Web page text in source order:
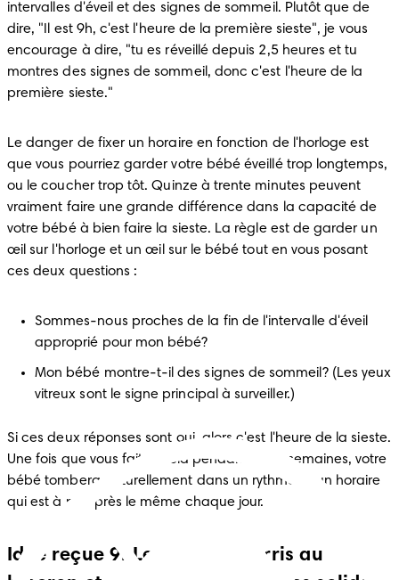
intervalles d'éveil et des signes de sommeil. Plutôt que de
dire, "Il est 9h, c'est l'heure de la première sieste", je vous
encourage à dire, "tu es réveillé depuis 2,5 heures et tu
montres des signes de sommeil, donc c'est l'heure de la
première sieste."
Le danger de fixer un horaire en fonction de l'horloge est
que vous pourriez garder votre bébé éveillé trop longtemps,
ou le coucher trop tôt. Quinze à trente minutes peuvent
vraiment faire une grande différence dans la capacité de
votre bébé à bien faire la sieste. La règle est de garder un
œil sur l'horloge et un œil sur le bébé tout en vous posant
ces deux questions :
Sommes-nous proches de la fin de l'intervalle d'éveil
approprié pour mon bébé?
Mon bébé montre-t-il des signes de sommeil? (Les yeux
vitreux sont le signe principal à surveiller.)
Si ces deux réponses sont oui, alors c'est l'heure de la sieste.
Une fois que vous faites cela pendant deux semaines, votre
bébé tombera naturellement dans un rythme et un horaire
qui est à peu près le même chaque jour.
Idée reçue 9: Les bébés nourris au